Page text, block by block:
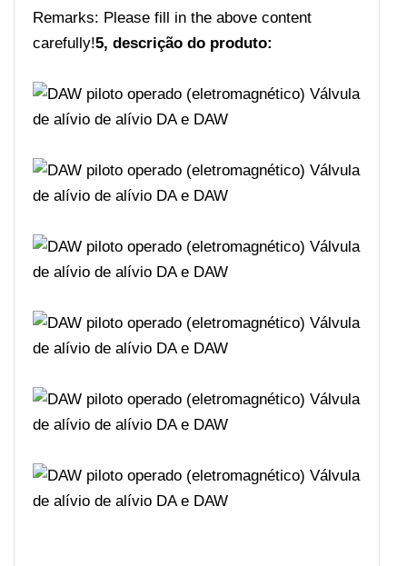
Remarks: Please fill in the above content
carefully!5, descrição do produto: